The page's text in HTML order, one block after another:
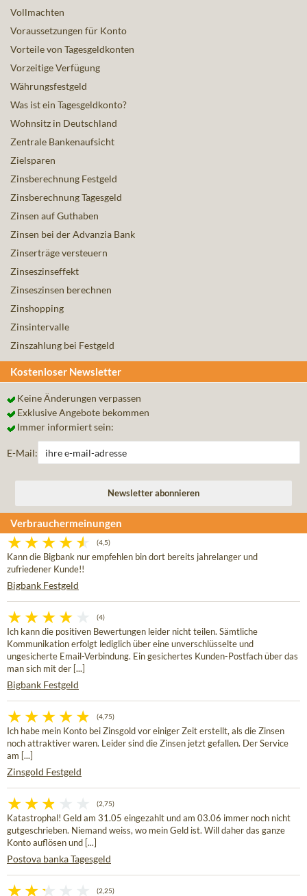
Vollmachten
Voraussetzungen für Konto
Vorteile von Tagesgeldkonten
Vorzeitige Verfügung
Währungsfestgeld
Was ist ein Tagesgeldkonto?
Wohnsitz in Deutschland
Zentrale Bankenaufsicht
Zielsparen
Zinsberechnung Festgeld
Zinsberechnung Tagesgeld
Zinsen auf Guthaben
Zinsen bei der Advanzia Bank
Zinserträge versteuern
Zinseszinseffekt
Zinseszinsen berechnen
Zinshopping
Zinsintervalle
Zinszahlung bei Festgeld
Kostenloser Newsletter
Keine Änderungen verpassen
Exklusive Angebote bekommen
Immer informiert sein:
E-Mail:
Verbrauchermeinungen
(4,5)
Kann die Bigbank nur empfehlen bin dort bereits jahrelanger und
zufriedener Kunde!!
Bigbank Festgeld
(4)
Ich kann die positiven Bewertungen leider nicht teilen. Sämtliche
Kommunikation erfolgt lediglich über eine unverschlüsselte und
ungesicherte Email-Verbindung. Ein gesichertes Kunden-Postfach über das
man sich mit der [...]
Bigbank Festgeld
(4,75)
Ich habe mein Konto bei Zinsgold vor einiger Zeit erstellt, als die Zinsen
noch attraktiver waren. Leider sind die Zinsen jetzt gefallen. Der Service
am [...]
Zinsgold Festgeld
(2,75)
Katastrophal! Geld am 31.05 eingezahlt und am 03.06 immer noch nicht
gutgeschrieben. Niemand weiss, wo mein Geld ist. Will daher das ganze
Konto auflösen und [...]
Postova banka Tagesgeld
(2,25)